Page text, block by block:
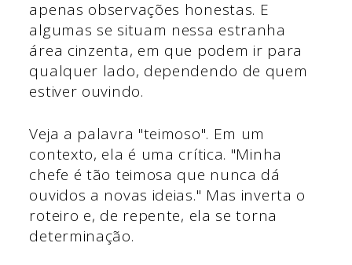
apenas observações honestas. E
algumas se situam nessa estranha
área cinzenta, em que podem ir para
qualquer lado, dependendo de quem
estiver ouvindo.
Veja a palavra "teimoso". Em um
contexto, ela é uma crítica. "Minha
chefe é tão teimosa que nunca dá
ouvidos a novas ideias." Mas inverta o
roteiro e, de repente, ela se torna
determinação.